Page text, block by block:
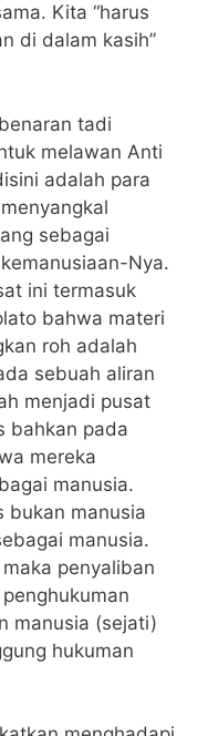
Kita “harus
di dalam kasih”
tadi
melawan Anti
adalah para
sebagai
Nya.
ini termasuk
bahwa materi
roh adalah
sebuah aliran
menjadi pusat
bahkan pada
mereka
manusia.
bukan manusia
manusia.
penyaliban
manusia (sejati)
hukuman